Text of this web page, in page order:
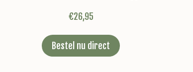
€26,95
Bestel nu direct